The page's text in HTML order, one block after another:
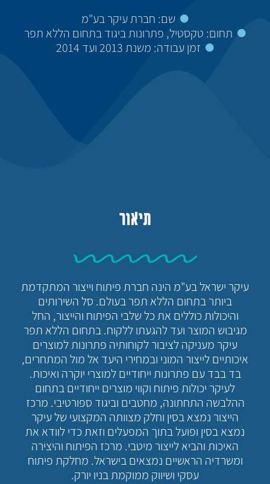
שם: חברת עיקר בע"מ
תחום: טקסטיל, פתרונות ביגוד בתחום הללא תפר
זמן עבודה: משנת 2013 ועד 2014
תיאור
עיקר ישראל בע"מ הינה חברת פיתוח וייצור המתקדמת
ביותר בתחום הללא תפר בעולם. סל השירותים
והיכולות כוללים את כל שלבי הפיתוח והייצור, החל
מגיבוש המוצר ועד להגעתו ללקוח. בתחום הללא תפר
עיקר מעניקה לציבור לקוחותיה פתרונות למוצרים
איכותיים לייצור המוני ובמחירי היעד אל מול המתחרים,
בד בבד עם פתרונות ייחודיים למוצרי יוקרה ואיכות.
לעיקר יכולות פיתוח וקווי מוצרים ייחודיים בתחום
ההלבשה התחתונה, מחטבים וביגוד ספורטיבי. מרכז
הייצור נמצא בסין וחלק מצוותה המקצועי של עיקר
נמצא בסין ופועל בתוך המפעלים וזאת כדי לוודא את
האיכות והביא לייצור מיטבי. מרכז הפיתוח והיצירה
ומשרדיה הראשיים נמצאים בישראל. מחלקת פיתוח
עסקי ושיווק ממוקמת בניו יורק.